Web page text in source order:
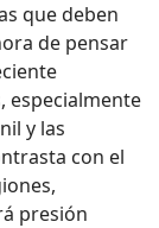
que deben
de pensar
especialmente
y las
con el
presión